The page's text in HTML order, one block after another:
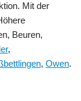
Mit der
Beuren,
,
, Owen.